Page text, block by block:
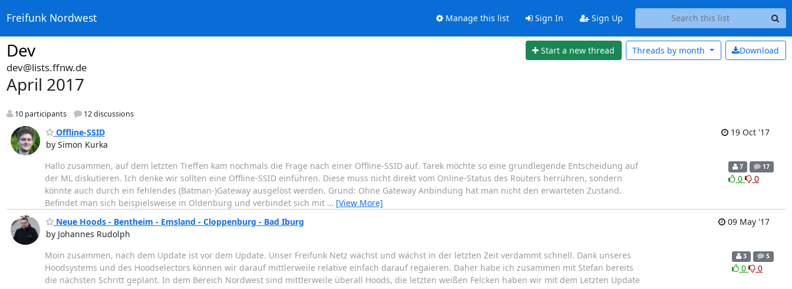
Freifunk Nordwest Manage this list Sign In Sign Up
Dev Start a new thread Download
Threads by month
dev@lists.ffnw.de
April 2017
10 participants 12 discussions
Offline-SSID
by Simon Kurka
19 Oct '17
Hallo zusammen, auf dem letzten Treffen kam nochmals die Frage nach einer Offline-SSID auf. Tarek möchte so eine grundlegende Entscheidung auf
der ML diskutieren. Ich denke wir sollten eine Offline-SSID einführen. Diese muss nicht direkt vom Online-Status des Routers herrühren, sondern
könnte auch durch ein fehlendes (Batman-)Gateway ausgelöst werden. Grund: Ohne Gateway Anbindung hat man nicht den erwarteten Zustand.
Befindet man sich beispielsweise in Oldenburg und verbindet sich mit … [View More]
7 17
0 0
Neue Hoods - Bentheim - Emsland - Cloppenburg - Bad Iburg
by Johannes Rudolph
09 May '17
Moin zusammen, nach dem Update ist vor dem Update. Unser Freifunk Netz wächst und wächst in der letzten Zeit verdammt schnell. Dank unseres
Hoodsystems und des Hoodselectors können wir darauf mittlerweile relative einfach darauf regaieren. Daher habe ich zusammen mit Stefan bereits
die nächsten Schritt geplant. In dem Bereich Nordwest sind mittlerweile überall Hoods, die letzten weißen Felcken haben wir mit dem Letzten Update
3 5
0 0